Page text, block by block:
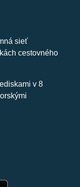
sieť
cestovného
v 8